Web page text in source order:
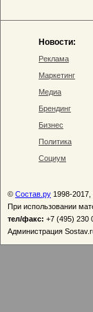
Новости:
Реклама
Маркетинг
Медиа
Брендинг
Бизнес
Политика
Социум
© Состав.ру 1998-
При использовании
тел/факс: +7 (495) 230
Администрация